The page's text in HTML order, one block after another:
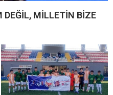
DEĞİL, MİLLETİN BİZE